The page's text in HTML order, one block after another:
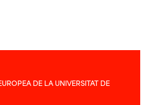
DE LA UNIVERSITAT DE